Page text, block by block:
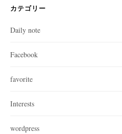
送
り
カテゴリー
Daily note
Facebook
favorite
Interests
wordpress